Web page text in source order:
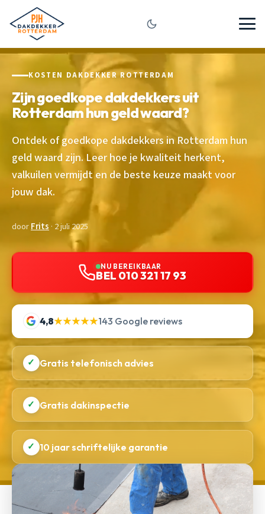
KOSTEN DAKDEKKER ROTTERDAM
Zijn goedkope dakdekkers uit
Rotterdam hun geld waard?
Ontdek of goedkope dakdekkers in Rotterdam hun
geld waard zijn. Leer hoe je kwaliteit herkent,
valkuilen vermijdt en de beste keuze maakt voor
jouw dak.
doorFrits · 2 juli 2025
NU BEREIKBAAR
BEL 010 321 17 93
4,8★★★★★143 Google reviews
✓ Gratis telefonisch advies
✓ Gratis dakinspectie
✓ 10 jaar schriftelijke garantie